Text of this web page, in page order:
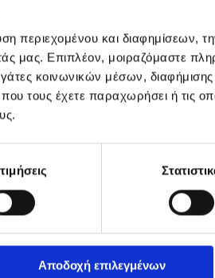
περιεχομένου και διαφημίσεων,
μας. Επιπλέον, μοιραζόμαστε
κοινωνικών μέσων,
τους έχετε παραχωρήσει ή τις
Αποδοχή επιλεγμένων
να ήταν δικό μας. Αφοσιωνόμαστε
CARPET είναι τα πλυντήρια
λαμπερά και αναζωογονημένα
και για την υγεία σας. Αν ένα
χαλιά, μετά από μια περίοδο χρήσης,
με τα αγαπημένα σας χαλιά;
καθαρισμό τους, ακόμα και αν
φροντίδας.